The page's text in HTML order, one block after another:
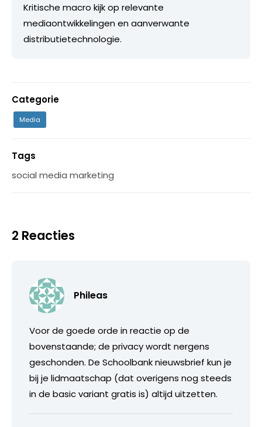
Kritische macro kijk op relevante
mediaontwikkelingen en aanverwante
distributietechnologie.
Categorie
Media
Tags
social media marketing
2 Reacties
Phileas
Voor de goede orde in reactie op de
bovenstaande; de privacy wordt nergens
geschonden. De Schoolbank nieuwsbrief kun je
bij je lidmaatschap (dat overigens nog steeds
in de basic variant gratis is) altijd uitzetten.